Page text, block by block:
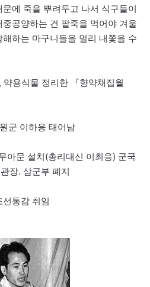
에 죽을 뿌려두고 나서 식구들이
공양하는 건 팥죽을 먹어야 겨울
하는 마구니들을 멀리 내쫓을 수
용식물 정리한 『향약채집월
군 이하응 태어남
아문 설치(총리대신 이최응) 군국
장. 삼군부 폐지
통감 취임